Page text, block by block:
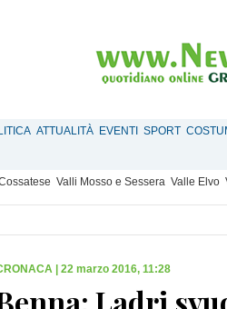
ATTUALITÀ EVENTI SPORT
Valli Mosso e Sessera Valle Elvo
22 marzo 2016, 11:28